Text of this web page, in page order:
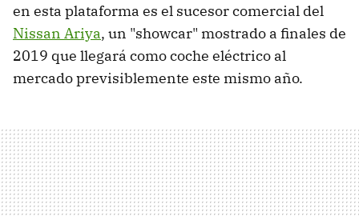
en esta plataforma es el sucesor comercial del
Nissan Ariya, un "showcar" mostrado a finales de
2019 que llegará como coche eléctrico al
mercado previsiblemente este mismo año.